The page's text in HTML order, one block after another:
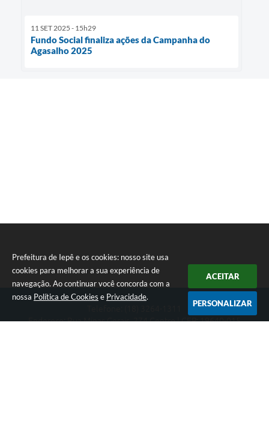
Prefeitura de Iepê e os cookies: nosso site usa
cookies para melhorar a sua experiência de
navegação. Ao continuar você concorda com a
nossa Política de Cookies e Privacidade.
ACEITAR
PERSONALIZAR
11 SET 2025 - 15h29
Fundo Social finaliza ações da Campanha do
Agasalho 2025
Endereço: Rua Minas Gerais, 274 Centro | CEP: 19640-015